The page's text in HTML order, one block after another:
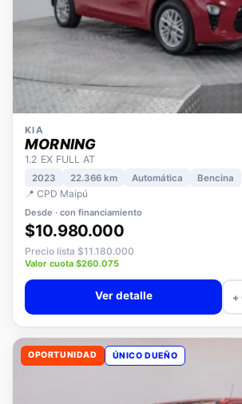
KIA
MORNING
1.2 EX FULL AT
2023 22.366 km
📍 CPD Maipú
Desde · con financiamiento
$10.980.000
Precio lista $11.180.000
Valor cuota $260.075
+
OPORTUNIDAD